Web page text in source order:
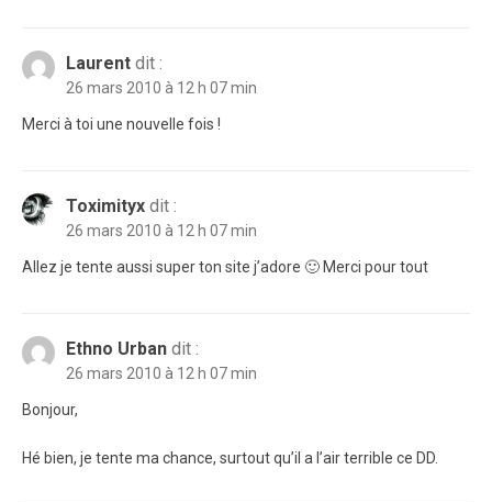
Laurent dit :
26 mars 2010 à 12 h 07 min
Merci à toi une nouvelle fois !
Toximityx dit :
26 mars 2010 à 12 h 07 min
Allez je tente aussi super ton site j’adore 🙂 Merci pour tout
Ethno Urban dit :
26 mars 2010 à 12 h 07 min
Bonjour,
Hé bien, je tente ma chance, surtout qu’il a l’air terrible ce DD.